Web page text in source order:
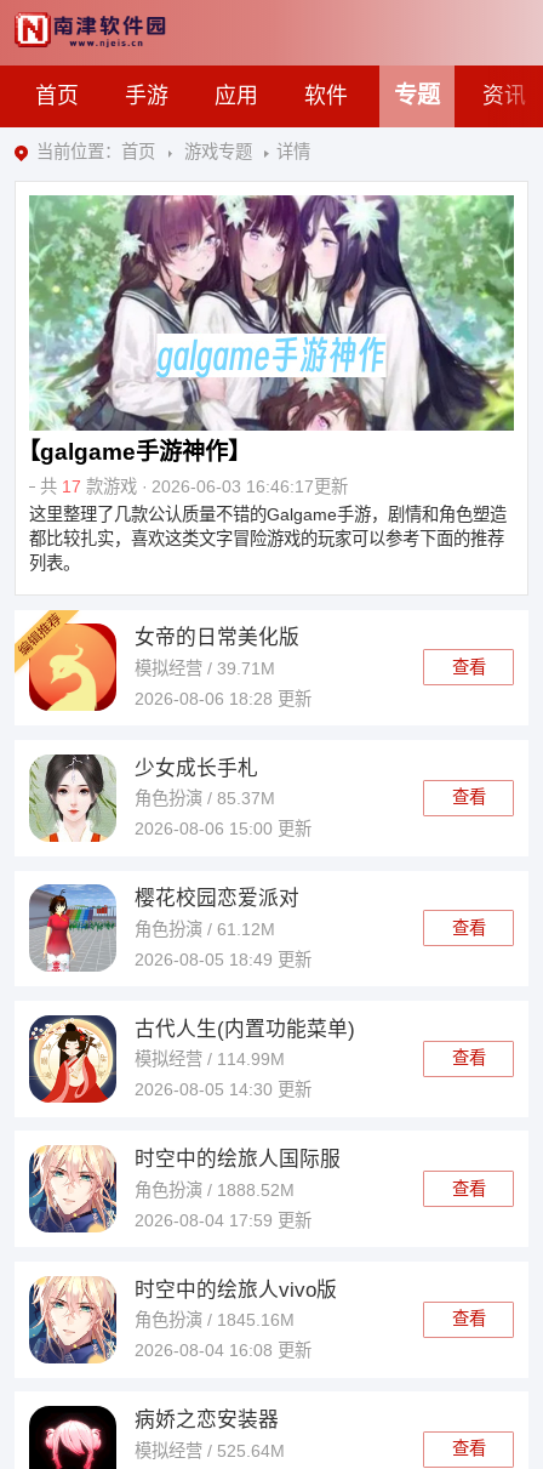
首页 手游 应用 软件 专题 资讯
当前位置： 首页 游戏专题 详情
galgame手游神作
共 17 款游戏 2026-06-03 16:46:17更新
这里整理了几款公认质量不错的Galgame手游，剧情和角色塑造
都比较扎实，喜欢这类文字冒险游戏的玩家可以参考下面的推荐
列表。
女帝的日常美化版
模拟经营 / 39.71M
2026-08-06 18:28 更新
查看
少女成长手札
角色扮演 / 85.37M
2026-08-06 15:00 更新
查看
樱花校园恋爱派对
角色扮演 / 61.12M
2026-08-05 18:49 更新
查看
古代人生(内置功能菜单)
模拟经营 / 114.99M
2026-08-05 14:30 更新
查看
时空中的绘旅人国际服
角色扮演 / 1888.52M
2026-08-04 17:59 更新
查看
时空中的绘旅人vivo版
角色扮演 / 1845.16M
2026-08-04 16:08 更新
查看
病娇之恋安装器
模拟经营 / 525.64M
查看